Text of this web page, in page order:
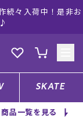
続々入荷中！是非お
登録
SKATE
商品一覧を見る